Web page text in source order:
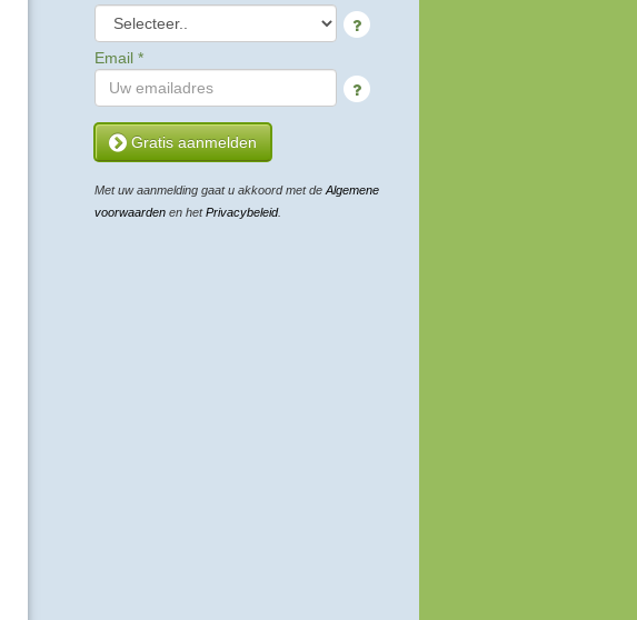
Email *
Gratis aanmelden
Met uw aanmelding gaat u akkoord met de Algemene
voorwaarden en hetPrivacybeleid.